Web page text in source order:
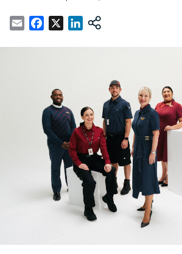
EmailFacebookLinkedIn